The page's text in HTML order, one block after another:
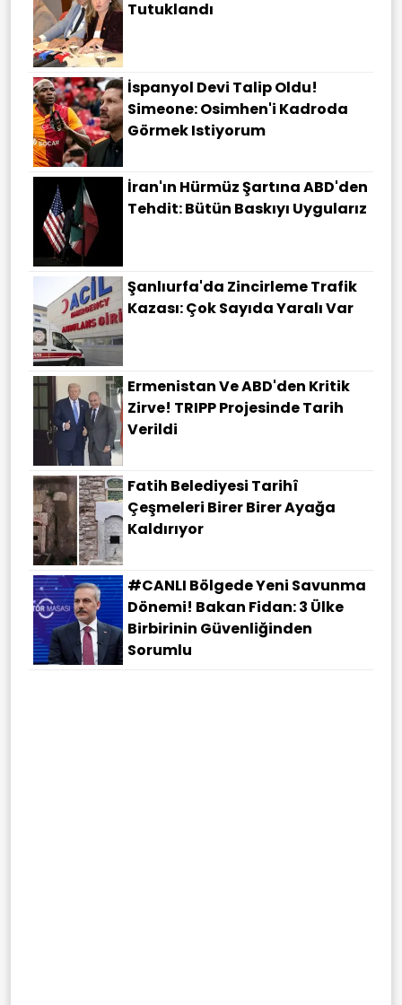
Tutuklandı
İspanyol Devi Talip Oldu!
Simeone: Osimhen'i Kadroda
Görmek Istiyorum
İran'ın Hürmüz Şartına ABD'den
Tehdit: Bütün Baskıyı Uygularız
Şanlıurfa'da Zincirleme Trafik
Kazası: Çok Sayıda Yaralı Var
Ermenistan Ve ABD'den Kritik
Zirve! TRIPP Projesinde Tarih
Verildi
Fatih Belediyesi Tarihî
Çeşmeleri Birer Birer Ayağa
Kaldırıyor
#CANLI Bölgede Yeni Savunma
Dönemi! Bakan Fidan: 3 Ülke
Birbirinin Güvenliğinden
Sorumlu